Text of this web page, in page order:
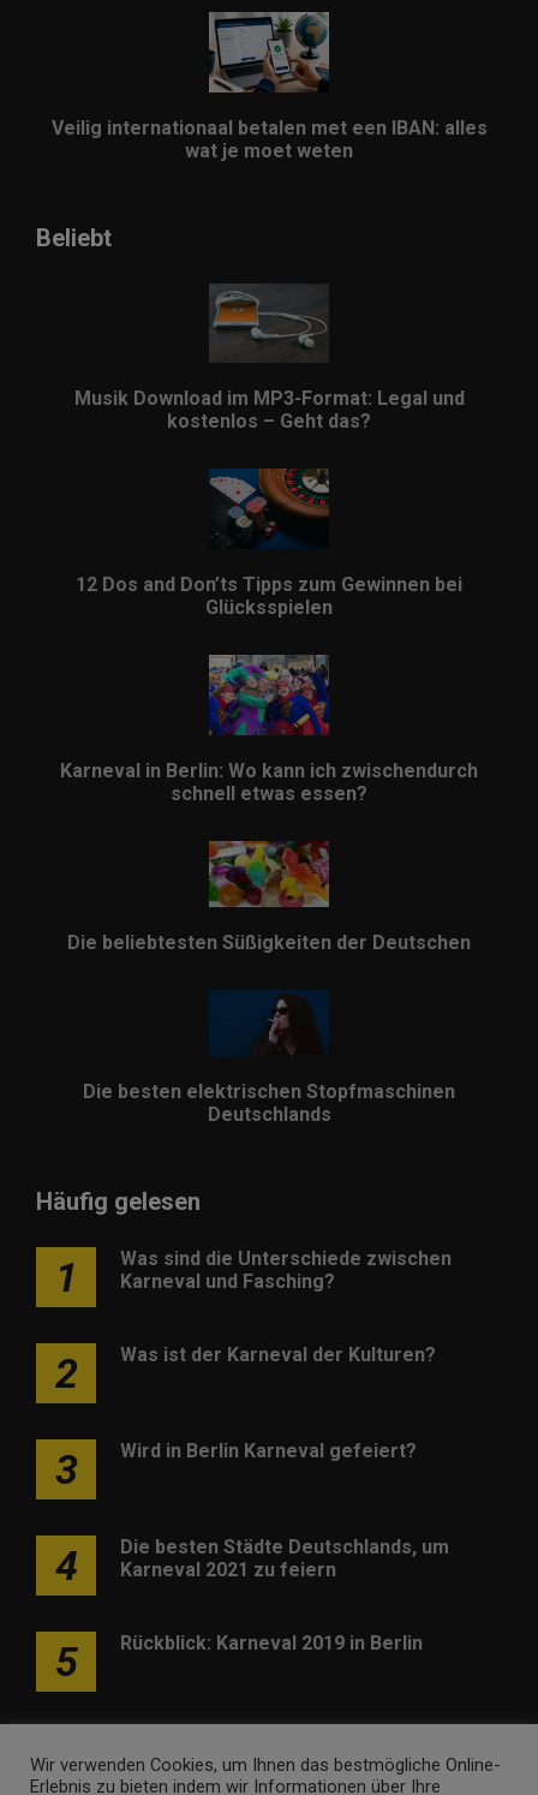
Veilig internationaal betalen met een IBAN: alles
wat je moet weten
Beliebt
Musik Download im MP3-Format: Legal und
kostenlos – Geht das?
12 Dos and Don’ts Tipps zum Gewinnen bei
Glücksspielen
Karneval in Berlin: Wo kann ich zwischendurch
schnell etwas essen?
Die beliebtesten Süßigkeiten der Deutschen
Die besten elektrischen Stopfmaschinen
Deutschlands
Häufig gelesen
1
Was sind die Unterschiede zwischen
Karneval und Fasching?
2 Was ist der Karneval der Kulturen?
3 Wird in Berlin Karneval gefeiert?
4
Die besten Städte Deutschlands, um
Karneval 2021 zu feiern
5 Rückblick: Karneval 2019 in Berlin
Wir verwenden Cookies, um Ihnen das bestmögliche Online-
Erlebnis zu bieten indem wir Informationen über Ihre